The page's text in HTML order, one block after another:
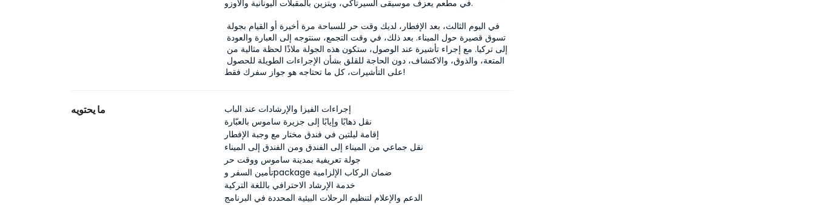
في مطعم يعزف موسيقى السيرتاكي، ويتزين بالمقبلات اليونانية والأوزو.
على التأشيرات، كل ما تحتاجه هو جواز سفرك فقط!
ما يحتويه
إجراءات الفيزا والإرشادات عند الباب
نقل ذهابًا وإيابًا إلى جزيرة ساموس بالعبّارة
إقامة ليلتين في فندق مختار مع وجبة الإفطار
نقل جماعي من الميناء إلى الفندق ومن الفندق إلى الميناء
جولة تعريفية بمدينة ساموس ووقت حر
تأمين السفر وpackage ضمان الركاب الإلزامية
خدمة الإرشاد الاحترافي باللغة التركية
الدعم والإعلام لتنظيم الرحلات البيئية المحددة في البرنامج